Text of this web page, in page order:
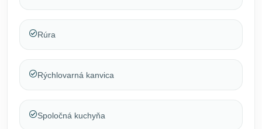
Rúra
Rýchlovarná kanvica
Spoločná kuchyňa